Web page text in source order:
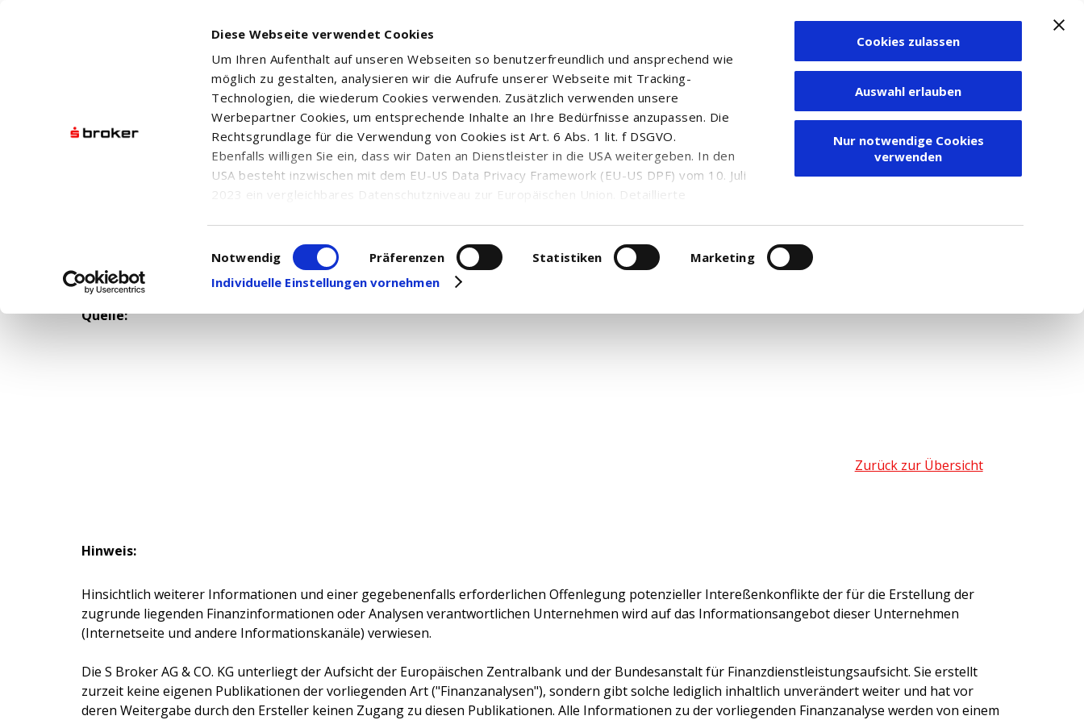
Diese Webseite verwendet Cookies
Um Ihren Aufenthalt auf unseren Webseiten so benutzerfreundlich und ansprechend wie
möglich zu gestalten, analysieren wir die Aufrufe unserer Webseite mit Tracking-
Technologien, die wiederum Cookies verwenden. Zusätzlich verwenden unsere
Werbepartner Cookies, um entsprechende Inhalte an Ihre Bedürfnisse anzupassen. Die
Rechtsgrundlage für die Verwendung von Cookies ist Art. 6 Abs. 1 lit. f DSGVO.
Ebenfalls willigen Sie ein, dass wir Daten an Dienstleister in die USA weitergeben. In den
USA besteht inzwischen mit dem EU-US Data Privacy Framework (EU-US DPF) vom 10. Juli
2023 ein vergleichbares Datenschutzniveau zur Europäischen Union. Detaillierte
in den USA, finden Sie auf unserer Seite zumDatenschutz. Dort können Sie Ihre
Einwilligung auch jederzeit widerrufen oder anpassen.
Einwilligungsauswahl
Notwendig Präferenzen Statistiken
Marketing
Individuelle Einstellungen vornehmen
Cookies zulassen
Auswahl erlauben
Nur notwendige Cookies
verwenden
Zum Depot
Quelle:
Zurück zur Übersicht
Hinweis:
Hinsichtlich weiterer Informationen und einer gegebenenfalls erforderlichen Offenlegung potenzieller Intereßenkonflikte der für die Erstellung der
zugrunde liegenden Finanzinformationen oder Analysen verantwortlichen Unternehmen wird auf das Informationsangebot dieser Unternehmen
(Internetseite und andere Informationskanäle) verwiesen.
Die S Broker AG & CO. KG unterliegt der Aufsicht der Europäischen Zentralbank und der Bundesanstalt für Finanzdienstleistungsaufsicht. Sie erstellt
zurzeit keine eigenen Publikationen der vorliegenden Art ("Finanzanalysen"), sondern gibt solche lediglich inhaltlich unverändert weiter und hat vor
deren Weitergabe durch den Ersteller keinen Zugang zu diesen Publikationen. Alle Informationen zu der vorliegenden Finanzanalyse werden von einem